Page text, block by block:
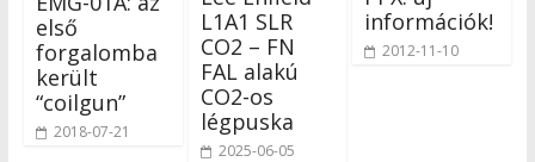
első
forgalomba
került
“coilgun”
2018-07-21
L1A1 SLR
CO2 – FN
FAL alakú
CO2-os
légpuska
2025-06-05
információk!
2012-11-10